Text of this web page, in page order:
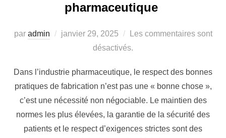
pharmaceutique
par admin janvier 29, 2025
Les commentaires sont
désactivés.
Dans l’industrie pharmaceutique, le respect des bonnes
pratiques de fabrication n’est pas une « bonne chose »,
c’est une nécessité non négociable. Le maintien des
normes les plus élevées, la garantie de la sécurité des
patients et le respect d’exigences strictes sont des